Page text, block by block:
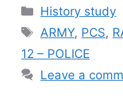
Categories
History study
Tags
ARMY, PCS,
12 – POLICE
Leave a